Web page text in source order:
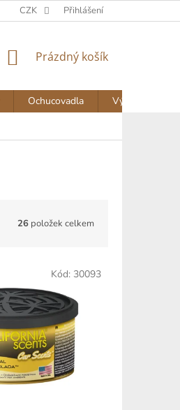
NAPIŠTE NÁM AKTUALITY
CZK Přihlášení
NÁKUPNÍ
Prázdný košík
Ochucovadla
Výprodej
26 položek celkem
Kód: 30093